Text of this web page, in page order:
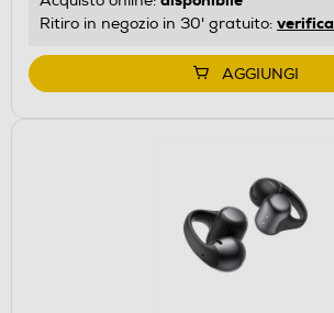
Ritiro in negozio in 30' gratuito: verifica
AGGIUNGI